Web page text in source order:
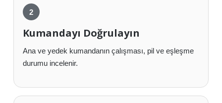
Kumandayı Doğrulayın
Ana ve yedek kumandanın çalışması, pil ve eşleşme
durumu incelenir.